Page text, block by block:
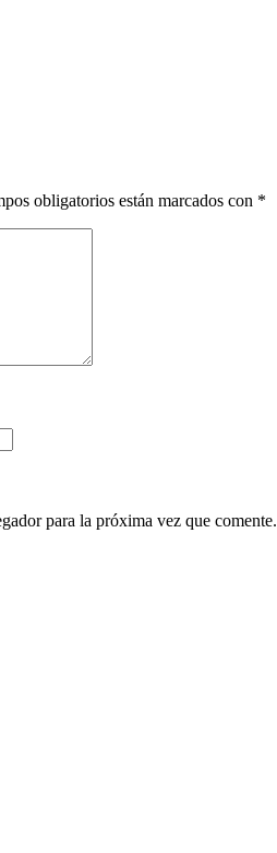
obligatorios están marcados con *
para la próxima vez que comente.